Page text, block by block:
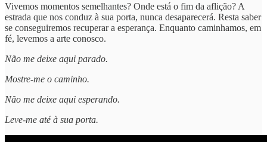
Vivemos momentos semelhantes? Onde está o fim da aflição? A
estrada que nos conduz à sua porta, nunca desaparecerá. Resta saber
se conseguiremos recuperar a esperança. Enquanto caminhamos, em
fé, levemos a arte conosco.
Não me deixe aqui parado.
Mostre-me o caminho.
Não me deixe aqui esperando.
Leve-me até à sua porta.